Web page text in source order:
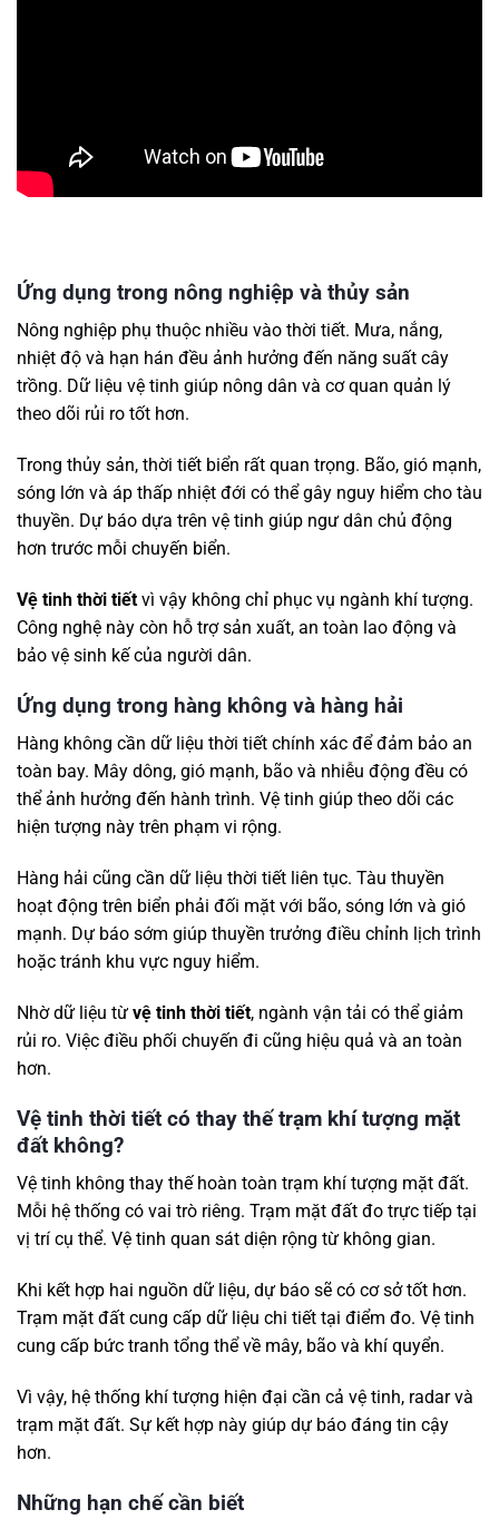
Ứng dụng trong nông nghiệp và thủy sản
Nông nghiệp phụ thuộc nhiều vào thời tiết. Mưa, nắng,
nhiệt độ và hạn hán đều ảnh hưởng đến năng suất cây
trồng. Dữ liệu vệ tinh giúp nông dân và cơ quan quản lý
theo dõi rủi ro tốt hơn.
Trong thủy sản, thời tiết biển rất quan trọng. Bão, gió mạnh,
sóng lớn và áp thấp nhiệt đới có thể gây nguy hiểm cho tàu
thuyền. Dự báo dựa trên vệ tinh giúp ngư dân chủ động
hơn trước mỗi chuyến biển.
Vệ tinh thời tiết vì vậy không chỉ phục vụ ngành khí tượng.
Công nghệ này còn hỗ trợ sản xuất, an toàn lao động và
bảo vệ sinh kế của người dân.
Ứng dụng trong hàng không và hàng hải
Hàng không cần dữ liệu thời tiết chính xác để đảm bảo an
toàn bay. Mây dông, gió mạnh, bão và nhiễu động đều có
thể ảnh hưởng đến hành trình. Vệ tinh giúp theo dõi các
hiện tượng này trên phạm vi rộng.
Hàng hải cũng cần dữ liệu thời tiết liên tục. Tàu thuyền
hoạt động trên biển phải đối mặt với bão, sóng lớn và gió
mạnh. Dự báo sớm giúp thuyền trưởng điều chỉnh lịch trình
hoặc tránh khu vực nguy hiểm.
Nhờ dữ liệu từ vệ tinh thời tiết, ngành vận tải có thể giảm
rủi ro. Việc điều phối chuyến đi cũng hiệu quả và an toàn
hơn.
Vệ tinh thời tiết có thay thế trạm khí tượng mặt
đất không?
Vệ tinh không thay thế hoàn toàn trạm khí tượng mặt đất.
Mỗi hệ thống có vai trò riêng. Trạm mặt đất đo trực tiếp tại
vị trí cụ thể. Vệ tinh quan sát diện rộng từ không gian.
Khi kết hợp hai nguồn dữ liệu, dự báo sẽ có cơ sở tốt hơn.
Trạm mặt đất cung cấp dữ liệu chi tiết tại điểm đo. Vệ tinh
cung cấp bức tranh tổng thể về mây, bão và khí quyển.
Vì vậy, hệ thống khí tượng hiện đại cần cả vệ tinh, radar và
trạm mặt đất. Sự kết hợp này giúp dự báo đáng tin cậy
hơn.
Những hạn chế cần biết